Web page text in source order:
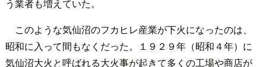
う業者も増えていた。
このような気仙沼のフカヒレ産業が下火になったのは、
昭和に入って間もなくだった。１９２９年（昭和４年）に
気仙沼大火と呼ばれる大火事が起きて多くの工場や商店が